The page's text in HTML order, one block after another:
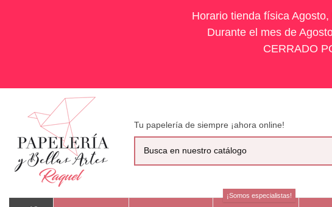
Horario tienda física
Durante el mes de
CERRADO
Tu papelería de siempre ¡ahora online!
¡Somos especialistas!